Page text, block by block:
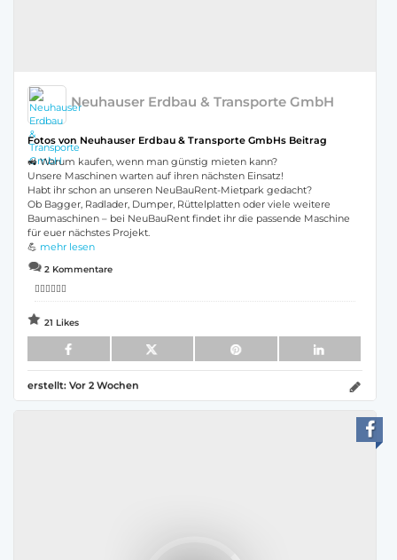
Neuhauser Erdbau & Transporte GmbH
Fotos von Neuhauser Erdbau & Transporte GmbHs Beitrag
🚜 Warum kaufen, wenn man günstig mieten kann?
Unsere Maschinen warten auf ihren nächsten Einsatz!
Habt ihr schon an unseren NeuBauRent-Mietpark gedacht?
Ob Bagger, Radlader, Dumper, Rüttelplatten oder viele weitere
Baumaschinen – bei NeuBauRent findet ihr die passende Maschine
für euer nächstes Projekt.
💪 mehr lesen
2 Kommentare
👍🏻👍🏻👍🏻
21 Likes
erstellt: Vor 2 Wochen